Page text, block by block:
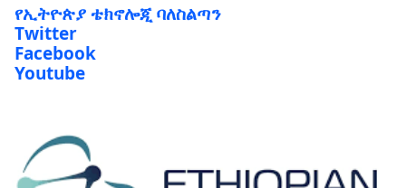
የኢትዮጵያ ቴክኖሎጂ ባለስልጣን
Twitter
Facebook
Youtube